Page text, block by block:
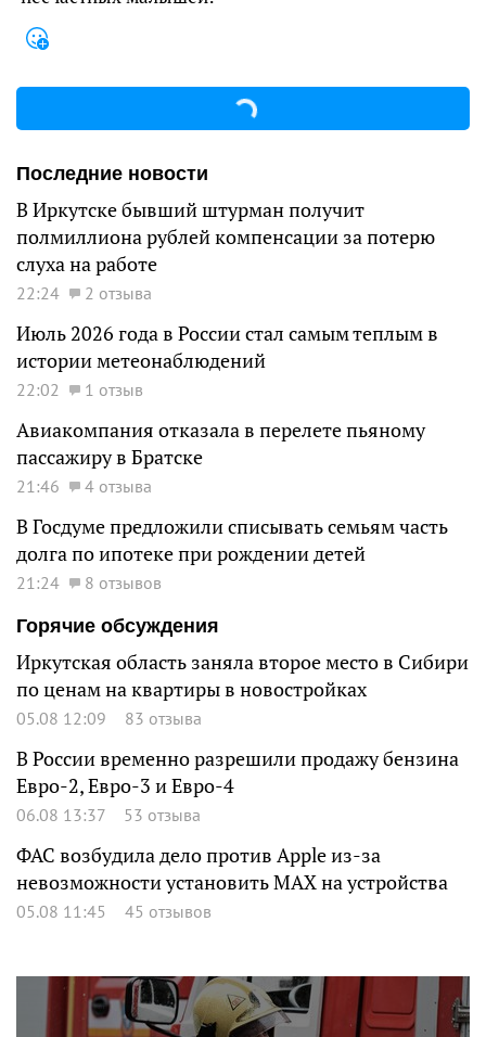
Последние новости
В Иркутске бывший штурман получит
полмиллиона рублей компенсации за потерю
слуха на работе
22:24 2 отзыва
Июль 2026 года в России стал самым теплым в
истории метеонаблюдений
22:02 1 отзыв
Авиакомпания отказала в перелете пьяному
пассажиру в Братске
21:46 4 отзыва
В Госдуме предложили списывать семьям часть
долга по ипотеке при рождении детей
21:24
8 отзывов
Горячие обсуждения
Иркутская область заняла второе место в Сибири
по ценам на квартиры в новостройках
05.08 12:09 83 отзыва
В России временно разрешили продажу бензина
Евро-2, Евро-3 и Евро-4
06.08 13:37 53 отзыва
ФАС возбудила дело против Apple из-за
невозможности установить MAX на устройства
05.08 11:45 45 отзывов